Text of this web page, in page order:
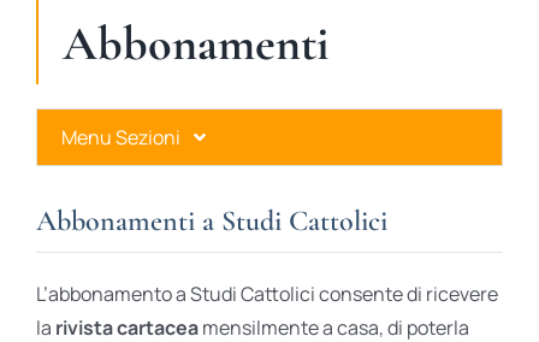
Abbonamenti
Menu Sezioni
Ares Gold
Ares Digital
Abbonamenti a Studi Cattolici
L’abbonamento a Studi Cattolici consente di ricevere
la rivista cartaceamensilmente a casa, di poterla